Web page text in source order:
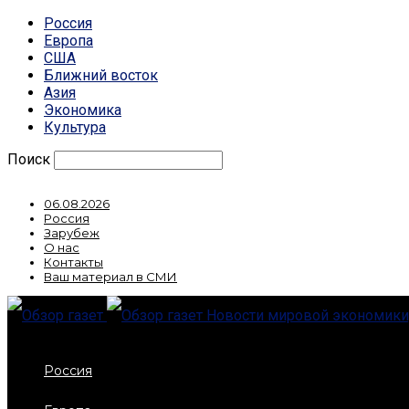
Россия
Европа
США
Ближний восток
Азия
Экономика
Культура
Поиск
06.08.2026
Россия
Зарубеж
О нас
Контакты
Ваш материал в СМИ
Новости мировой
Россия